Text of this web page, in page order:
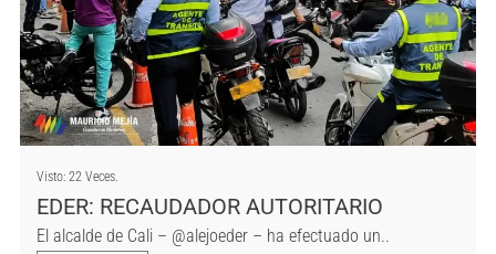
Visto: 22 Veces.
EDER: RECAUDADOR AUTORITARIO
El alcalde de Cali – @alejoeder – ha efectuado un..